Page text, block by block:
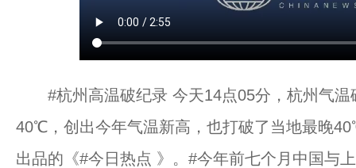
#杭州高温破纪录 今天14点05分，杭州气温
40℃，创出今年气温新高，也打破了当地最晚
出品的《#今日热点 》。#今年前七个月中国与